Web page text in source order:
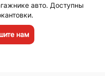
авто. Доступны
нам